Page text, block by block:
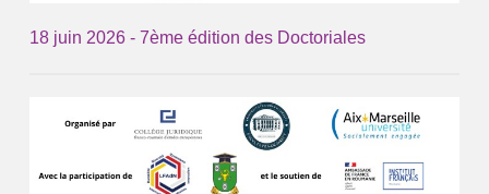
18 juin 2026 - 7ème édition des Doctoriales